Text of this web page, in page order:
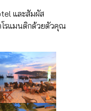
และสัมผัส
โรแมนติกด้วยตัวคุณ